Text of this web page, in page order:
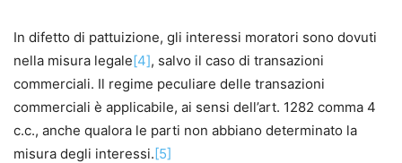
In difetto di pattuizione, gli interessi moratori sono dovuti
nella misura legale[4], salvo il caso di transazioni
commerciali. Il regime peculiare delle transazioni
commerciali è applicabile, ai sensi dell’art. 1282 comma 4
c.c., anche qualora le parti non abbiano determinato la
misura degli interessi.[5]